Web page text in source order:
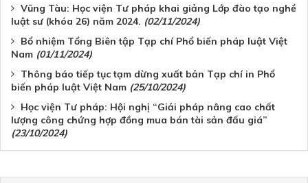
Vũng Tàu: Học viện Tư pháp khai giảng Lớp đào tạo nghề
luật sư (khóa 26) năm 2024. (02/11/2024)
Bổ nhiệm Tổng Biên tập Tạp chí Phổ biến pháp luật Việt
Nam (01/11/2024)
Thông báo tiếp tục tạm dừng xuất bản Tạp chí in Phổ
biến pháp luật Việt Nam (25/10/2024)
Học viện Tư pháp: Hội nghị “Giải pháp nâng cao chất
lượng công chứng hợp đồng mua bán tài sản đấu giá”
(23/10/2024)